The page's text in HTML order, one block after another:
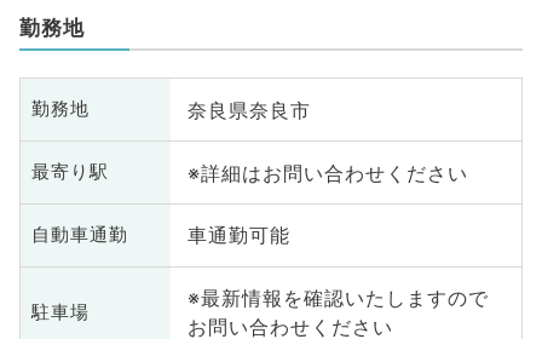
勤務地
勤務地 奈良県奈良市
最寄り駅 ※詳細はお問い合わせください
自動車通勤 車通勤可能
駐車場
※最新情報を確認いたしますので
お問い合わせください